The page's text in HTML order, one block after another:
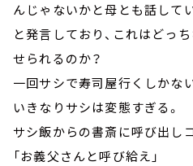
んじゃないかと母とも話して
と発言しており、これはどっ
せられるのか？
一回サシで寿司屋行くしかな
いきなりサシは変態すぎる。
サシ飯からの書斎に呼び出し
「お義父さんと呼び給え」